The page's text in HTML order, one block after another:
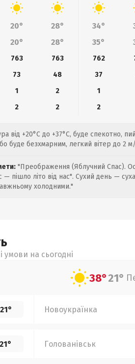
20° 28° 34°
20° 28° 35°
763 763 762
73 48 37
1 2 1
2 2 2
від +20°C до +37°C, буде спекотно,
буде безхмарним, легкий вітер до 2 м/
"Преображення (Яблучний Спас).
пішло літо від нас". Сухий день —
холодними."
умови на сьогодні
38°21°
21° Новоукраїнка
21° Голованівськ